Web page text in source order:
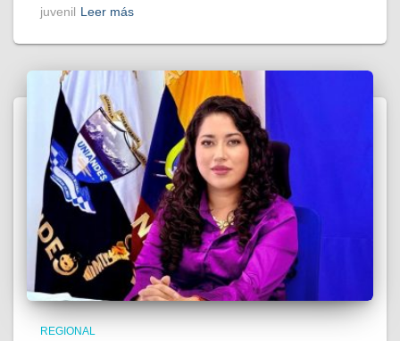
juvenil Leer más
REGIONAL